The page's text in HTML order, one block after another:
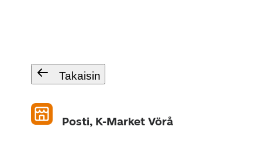
Takaisin
Posti, K-Market Vörå